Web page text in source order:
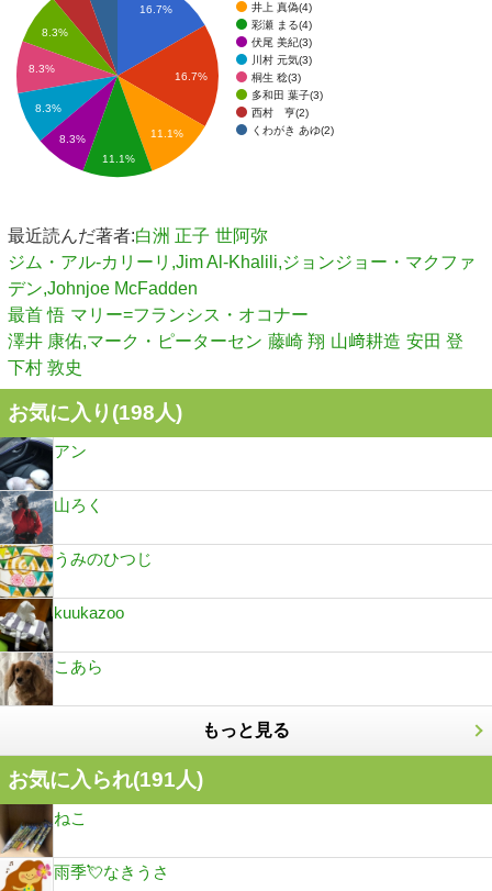
井上 真偽(4)
彩瀬 まる(4)
伏尾 美紀(3)
川村 元気(3)
桐生 稔(3)
多和田 葉子(3)
西村 亨(2)
くわがき あゆ(2)
16.7%
16.7%
11.1%
8.3%
8.3%
8.3%
8.3%
11.1%
最近読んだ著者:白洲 正子 世阿弥
ジム・アル-カリーリ,Jim Al-Khalili,ジョンジョー・マクファ
デン,Johnjoe McFadden
最首 悟 マリー=フランシス・オコナー
澤井 康佑,マーク・ピーターセン 藤崎 翔 山﨑耕造 安田 登
下村 敦史
お気に入り(198人)
アン
山ろく
うみのひつじ
kuukazoo
こあら
もっと見る
お気に入られ(191人)
ねこ
雨季💘なきうさ